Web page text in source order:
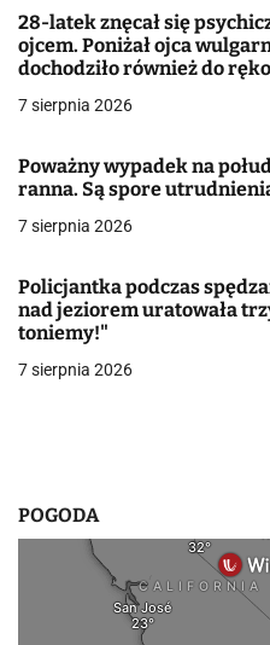
a
c
j
a
w
i
s
u
28-latek znęcał się
ojcem. Poniżał ojca
dochodziło również do
7 sierpnia 2026
Poważny wypadek na
ranna. Są spore
7 sierpnia 2026
Policjantka podczas
nad jeziorem uratowała
toniemy!"
7 sierpnia 2026
POGODA